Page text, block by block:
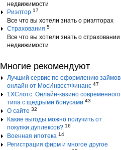
недвижимости
Риэлтор 17
Все что вы хотели знать о риэлторах
Страхования 5
Все что вы хотели знать о страховании
недвижимости
Многие рекомендуют
Лучший сервис по оформлению займов
онлайн от МосИнвестФинанс 47
1ХСлотс: Онлайн-казино современного
типа с щедрыми бонусами 43
О сайте 32
Какие выгоды можно получить от
покупки дуплексов? 16
Военная ипотека 14
Регистрация фирм и многое другое